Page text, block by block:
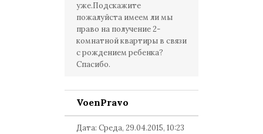
уже.Подскажите
пожалуйста имеем ли мы
право на получение 2-
комнатной квартиры в связи
с рождением ребенка?
Спасибо.
VoenPravo
Дата: Среда, 29.04.2015, 10:23